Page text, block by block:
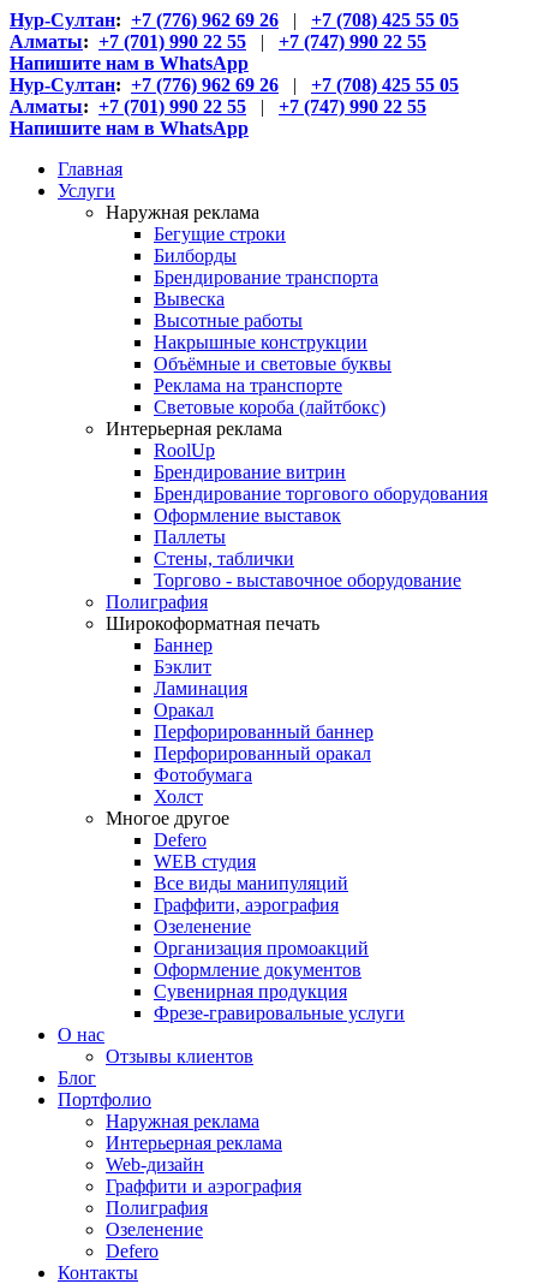
Нур-Султан: +7 (776) 962 69 26 | +7 (708) 425 55 05
Алматы: +7 (701) 990 22 55 | +7 (747) 990 22 55
Напишите нам в WhatsApp
Нур-Султан: +7 (776) 962 69 26 | +7 (708) 425 55 05
Алматы: +7 (701) 990 22 55 | +7 (747) 990 22 55
Напишите нам в WhatsApp
Главная
Услуги
Наружная реклама
Бегущие строки
Билборды
Брендирование транспорта
Вывеска
Высотные работы
Накрышные конструкции
Объёмные и световые буквы
Реклама на транспорте
Световые короба (лайтбокс)
Интерьерная реклама
RoolUp
Брендирование витрин
Брендирование торгового оборудования
Оформление выставок
Паллеты
Стены, таблички
Торгово - выставочное оборудование
Полиграфия
Широкоформатная печать
Баннер
Бэклит
Ламинация
Оракал
Перфорированный баннер
Перфорированный оракал
Фотобумага
Холст
Многое другое
Defero
WEB студия
Все виды манипуляций
Граффити, аэрография
Озеленение
Организация промоакций
Оформление документов
Сувенирная продукция
Фрезе-гравировальные услуги
О нас
Отзывы клиентов
Блог
Портфолио
Наружная реклама
Интерьерная реклама
Web-дизайн
Граффити и аэрография
Полиграфия
Озеленение
Defero
Контакты